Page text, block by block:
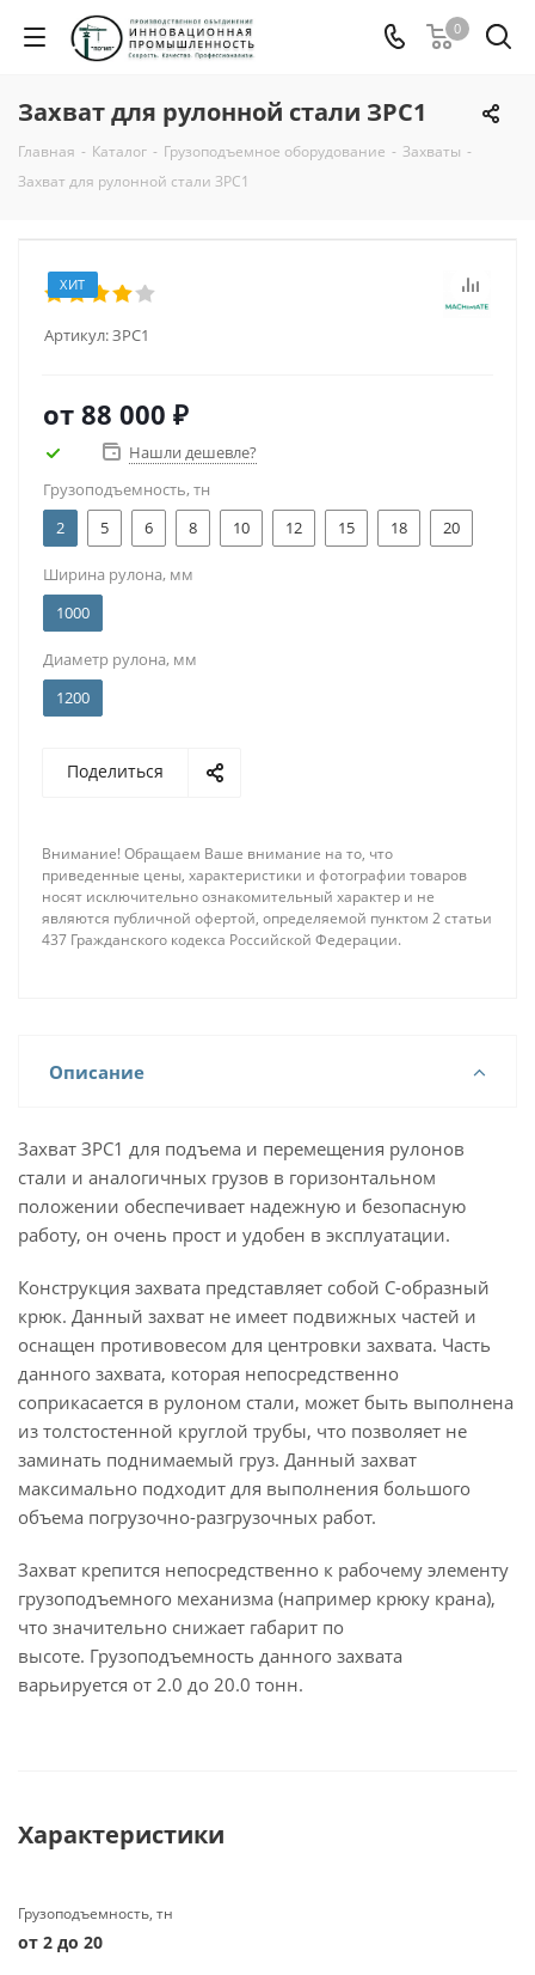
0
Захват для рулонной стали ЗРС1
Главная - Каталог - Грузоподъемное оборудование - Захваты -
Захват для рулонной стали ЗРС1
ХИТ
Артикул:ЗРС1
от 88 000 ₽
Нашли дешевле?
Грузоподъемность, тн
2
5 6 8 10 12 15 18 20
Ширина рулона, мм
1000
Диаметр рулона, мм
1200
Поделиться
Внимание! Обращаем Ваше внимание на то, что
приведенные цены, характеристики и фотографии товаров
носят исключительно ознакомительный характер и не
являются публичной офертой, определяемой пунктом 2 статьи
437 Гражданского кодекса Российской Федерации.
Описание
Захват ЗРС1 для подъема и перемещения рулонов
стали и аналогичных грузов в горизонтальном
положении обеспечивает надежную и безопасную
работу, он очень прост и удобен в эксплуатации.
Конструкция захвата представляет собой С-образный
крюк. Данный захват не имеет подвижных частей и
оснащен противовесом для центровки захвата. Часть
данного захвата, которая непосредственно
соприкасается в рулоном стали, может быть выполнена
из толстостенной круглой трубы, что позволяет не
заминать поднимаемый груз. Данный захват
максимально подходит для выполнения большого
объема погрузочно-разгрузочных работ.
Захват крепится непосредственно к рабочему элементу
грузоподъемного механизма (например крюку крана),
что значительно снижает габарит по
высоте. Грузоподъемность данного захвата
варьируется от 2.0 до 20.0 тонн.
Характеристики
Грузоподъемность, тн
от 2 до 20